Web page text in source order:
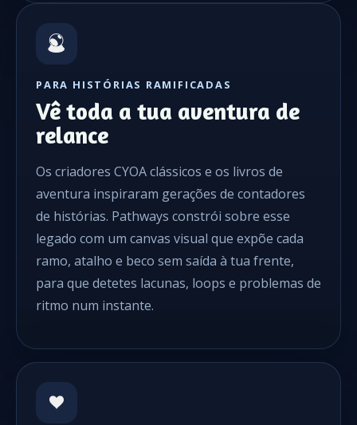
PARA HISTÓRIAS RAMIFICADAS
Vê toda a tua aventura de
relance
Os criadores CYOA clássicos e os livros de
aventura inspiraram gerações de contadores
de histórias. Pathways constrói sobre esse
legado com um canvas visual que expõe cada
ramo, atalho e beco sem saída à tua frente,
para que detetes lacunas, loops e problemas de
ritmo num instante.